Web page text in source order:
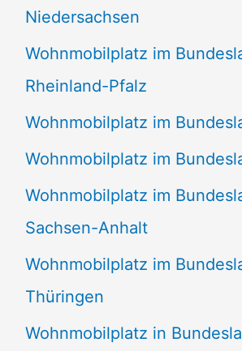
Niedersachsen
Wohnmobilplatz im
Rheinland-Pfalz
Wohnmobilplatz im
Wohnmobilplatz im
Wohnmobilplatz im
Sachsen-Anhalt
Wohnmobilplatz im
Thüringen
Wohnmobilplatz in